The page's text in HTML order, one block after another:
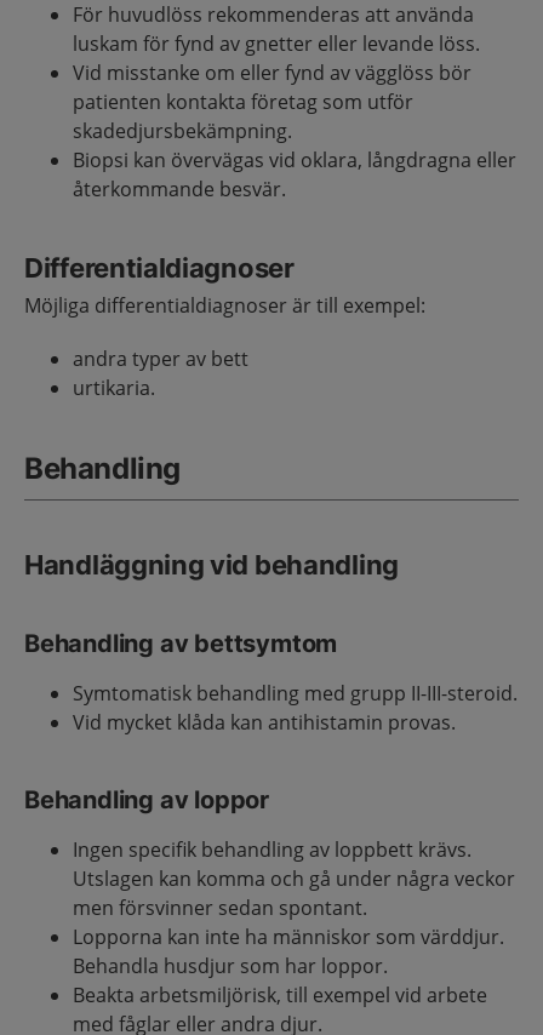
För huvudlöss rekommenderas att använda
luskam för fynd av gnetter eller levande löss.
Vid misstanke om eller fynd av vägglöss bör
patienten kontakta företag som utför
skadedjursbekämpning.
Biopsi kan övervägas vid oklara, långdragna eller
återkommande besvär.
Differentialdiagnoser
Möjliga differentialdiagnoser är till exempel:
andra typer av bett
urtikaria.
Behandling
Handläggning vid behandling
Behandling av bettsymtom
Symtomatisk behandling med grupp II-III-steroid.
Vid mycket klåda kan antihistamin provas.
Behandling av loppor
Ingen specifik behandling av loppbett krävs.
Utslagen kan komma och gå under några veckor
men försvinner sedan spontant.
Lopporna kan inte ha människor som värddjur.
Behandla husdjur som har loppor.
Beakta arbetsmiljörisk, till exempel vid arbete
med fåglar eller andra djur.